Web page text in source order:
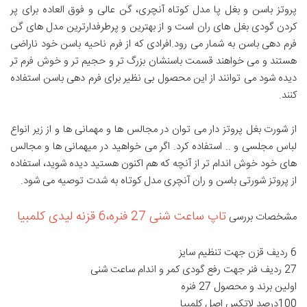
پروتز باسن و بغل پا مدل کوتاه آنچری، گن عالی و فوق العاده برای پر
کردن گودی بغل های ران است و از بهترین و پرطرفدارترین مدل های گن
فرم دهی باسن به شمار می رود.افرادی که از فرم ناحیه باسن خود ناراضی
هستند و می خواهند قسمت باسنشان بزرگ تر و حجیم تر و خوش فرم تر
دیده شود می توانند از این محصول بی نظیر برای فرم دهی باسن استفاده
کنند.
از شورت بغل پروتز دار می توان در مجالس ها و مهمانی ها و از زیر انواع
لباس مجلسی و .. استفاده کرد. اگر می خواهید در میهمانی ها و مجالس
های خود خوش اندام تر از آنچه که هم اکنون هستید دیده شوید، استفاده
از پروتز شورتی باسن و ران آنچری مدل کوتاه به شدت توصیه می شود.
مشخصات بررسی تاپ ساعت شنی 27 فنره،6 قزنه لیدی کلمبیا
6 ردیف قزن جهت تنظیم سایز
27 ردیف فنر جهت رفع گودی کمر و اندام ساعت شنی
اولین برند و محصول 27 فنره
100درصد لاتکس اصل کلمبیا